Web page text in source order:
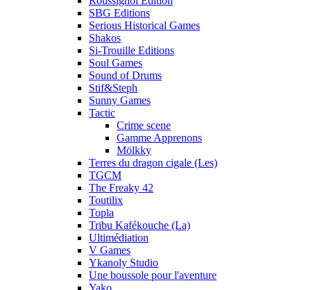
SBG Editions
Serious Historical Games
Shakos
Si-Trouille Editions
Soul Games
Sound of Drums
Stif&Steph
Sunny Games
Tactic
Crime scene
Gamme Apprenons
Mölkky
Terres du dragon cigale (Les)
TGCM
The Freaky 42
Toutilix
Topla
Tribu Kafékouche (La)
Ultimédiation
V Games
Ykanoly Studio
Une boussole pour l'aventure
Yako